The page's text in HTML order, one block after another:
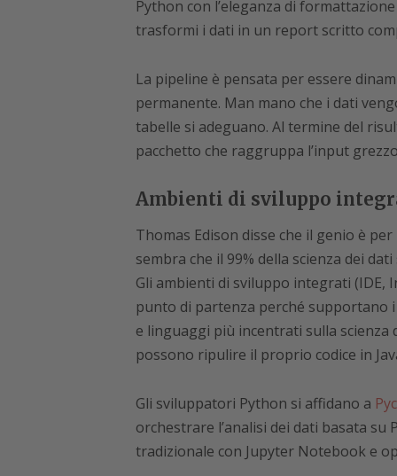
Python con l’eleganza di
trasformi i dati in un report scritto
La pipeline è pensata per essere
permanente. Man mano che i dati
tabelle si adeguano. Al termine del
pacchetto che raggruppa l’input
Ambienti di sviluppo
Thomas Edison disse che il genio è
sembra che il 99% della scienza dei
Gli ambienti di sviluppo integrati
punto di partenza perché supportano
e linguaggi più incentrati sulla scienza
possono ripulire il proprio codice in
Gli sviluppatori Python si affidano a
orchestrare l’analisi dei dati basata su
tradizionale con Jupyter Notebook e